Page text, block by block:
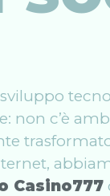
non c’è
Casino777